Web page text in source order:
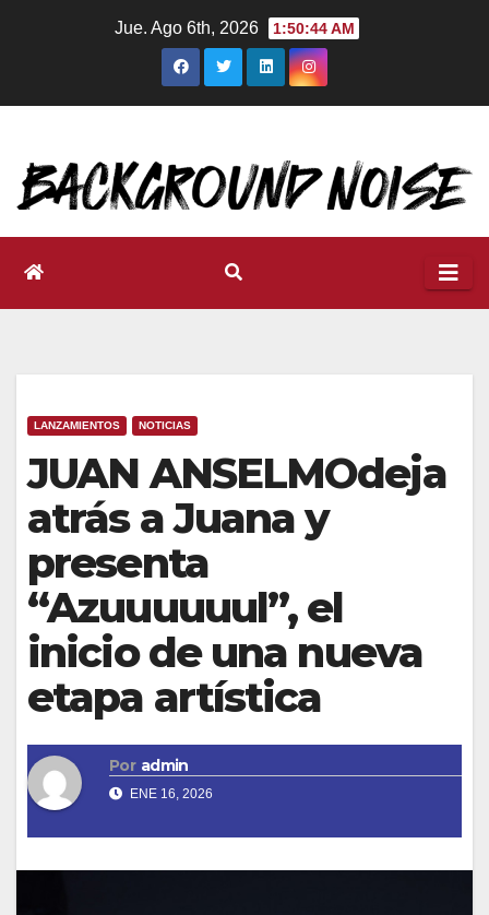
Jue. Ago 6th, 2026 1:50:45 AM
LANZAMIENTOS NOTICIAS
JUAN ANSELMOdeja
atrás a Juana y
presenta
“Azuuuuuul”, el
inicio de una nueva
etapa artística
Por admin
ENE 16, 2026